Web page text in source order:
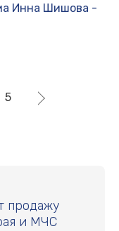
Инна Шишова -
5
продажу
и МЧС